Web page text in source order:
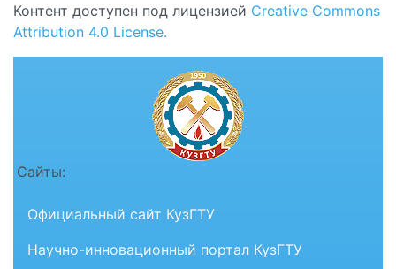
Контент доступен под лицензией Creative Commons
Attribution 4.0 License.
Сайты:
Официальный сайт КузГТУ
Научно-инновационный портал КузГТУ